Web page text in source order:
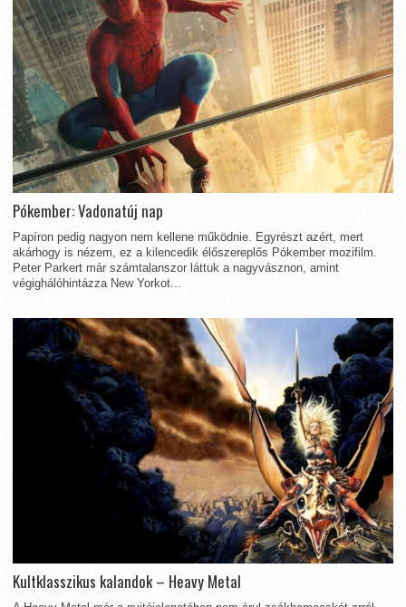
Pókember: Vadonatúj nap
Papíron pedig nagyon nem kellene működnie. Egyrészt azért, mert
akárhogy is nézem, ez a kilencedik élőszereplős Pókember mozifilm.
Peter Parkert már számtalanszor láttuk a nagyvásznon, amint
végighálóhintázza New Yorkot...
Kultklasszikus kalandok – Heavy Metal